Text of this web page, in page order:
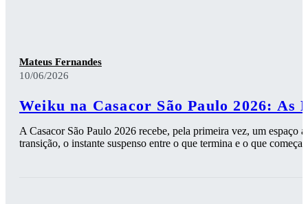
Mateus Fernandes
10/06/2026
Weiku na Casacor São Paulo 2026:
A Casacor São Paulo 2026 recebe, pela primeira vez, um espaço
transição, o instante suspenso entre o que termina e o que